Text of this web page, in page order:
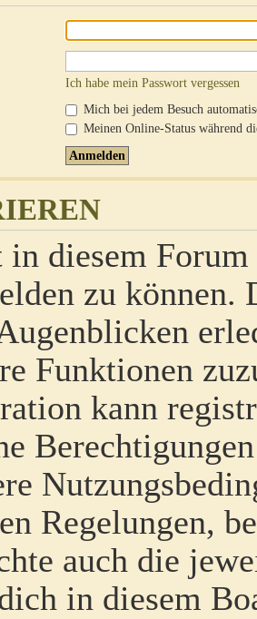
Ich habe mein Passwort vergessen
Mich bei jedem Besuch
Meinen Online-Status während
in diesem
zu
Funktionen
kann
Regelungen,
auch die
in diesem